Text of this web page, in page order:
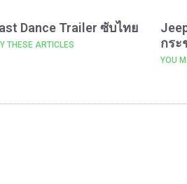
Dance Trailer ซับไทย
THESE ARTICLES
กระ
YOU